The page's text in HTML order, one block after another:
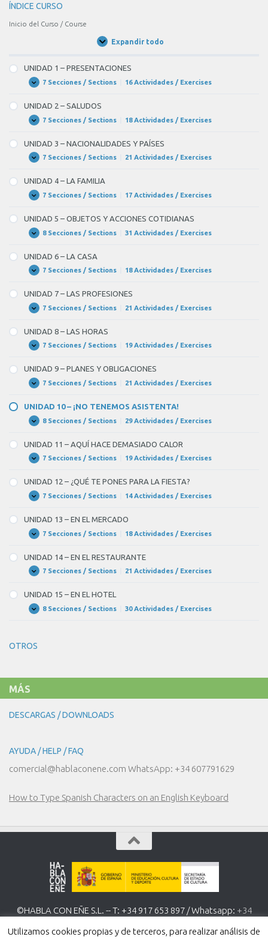
ÍNDICE CURSO
Inicio del Curso / Course
Expandir todo
Unidades
UNIDAD 1 – PRESENTACIONES
Expandir
UNIDAD
–
PRESENTACIONES
7 Secciones / Sections 16 Actividades / Exercises
UNIDAD 2 – SALUDOS
Expandir
UNIDAD
–
SALUDOS
7 Secciones / Sections 18 Actividades / Exercises
UNIDAD 3 – NACIONALIDADES Y PAÍSES
Expandir
UNIDAD
–
NACIONALIDADES
Y
PAÍSES
7 Secciones / Sections 21 Actividades / Exercises
UNIDAD 4 – LA FAMILIA
Expandir
UNIDAD
–
LA
FAMILIA
7 Secciones / Sections 17 Actividades / Exercises
UNIDAD 5 – OBJETOS Y ACCIONES COTIDIANAS
Expandir
UNIDAD
–
OBJETOS
Y
ACCIONES
8 Secciones / Sections 31 Actividades / Exercises
UNIDAD 6 – LA CASA
Expandir
UNIDAD
–
LA
CASA
7 Secciones / Sections 18 Actividades / Exercises
UNIDAD 7 – LAS PROFESIONES
Expandir
UNIDAD
–
LAS
PROFESIONES
7 Secciones / Sections 21 Actividades / Exercises
UNIDAD 8 – LAS HORAS
Expandir
UNIDAD
–
LAS
HORAS
7 Secciones / Sections 19 Actividades / Exercises
UNIDAD 9 – PLANES Y OBLIGACIONES
Expandir
UNIDAD
–
PLANES
Y
OBLIGACIONES
7 Secciones / Sections 21 Actividades / Exercises
UNIDAD 10 – ¡NO TENEMOS ASISTENTA!
Expandir
UNIDAD
–
¡NO
TENEMOS
ASISTENTA!
8 Secciones / Sections 29 Actividades / Exercises
UNIDAD 11 – AQUÍ HACE DEMASIADO CALOR
Expandir
UNIDAD
–
AQUÍ
HACE
DEMASIADO
7 Secciones / Sections 19 Actividades / Exercises
UNIDAD 12 – ¿QUÉ TE PONES PARA LA FIESTA?
Expandir
UNIDAD
–
¿QUÉ
TE
PONES
LA
FIESTA?
7 Secciones / Sections 14 Actividades / Exercises
UNIDAD 13 – EN EL MERCADO
Expandir
UNIDAD
–
EN
EL
MERCADO
7 Secciones / Sections 18 Actividades / Exercises
UNIDAD 14 – EN EL RESTAURANTE
Expandir
UNIDAD
–
EN
EL
RESTAURANTE
7 Secciones / Sections 21 Actividades / Exercises
UNIDAD 15 – EN EL HOTEL
Expandir
UNIDAD
EL
8 Secciones / Sections 30 Actividades / Exercises
OTROS
MÁS
DESCARGAS / DOWNLOADS
AYUDA / HELP / FAQ
comercial@hablaconene.com WhatsApp: +34 607791629
How to Type Spanish Characters on an English Keyboard
©HABLA CON EÑE S.L. -- T: +34 917 653 897 / Whatsapp: +34
Política de Privacidad-Política de cookies
Utilizamos cookies propias y de terceros, para realizar análisis de